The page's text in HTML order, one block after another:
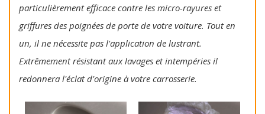
particulièrement efficace contre les micro-rayures et
griffures des poignées de porte de votre voiture. Tout en
un, il ne nécessite pas l'application de lustrant.
Extrêmement résistant aux lavages et intempéries il
redonnera l'éclat d'origine à votre carrosserie.